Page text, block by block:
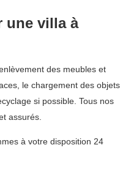
une villa à
des meubles et
le chargement des objets
si possible. Tous nos
assurés.
à votre disposition 24